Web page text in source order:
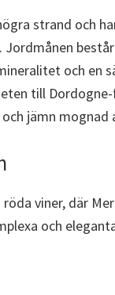
strand och
och en
till
jämn mognad
viner, där
och